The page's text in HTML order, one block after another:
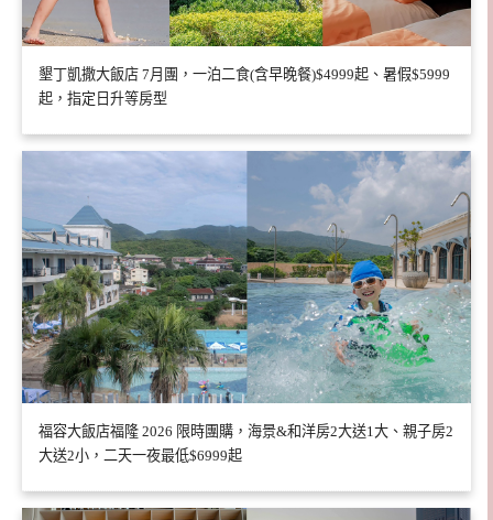
墾丁凱撒大飯店 7月團，一泊二食(含早晚餐)$4999起、暑假$5999
起，指定日升等房型
福容大飯店福隆 2026 限時團購，海景&和洋房2大送1大、親子房2
大送2小，二天一夜最低$6999起